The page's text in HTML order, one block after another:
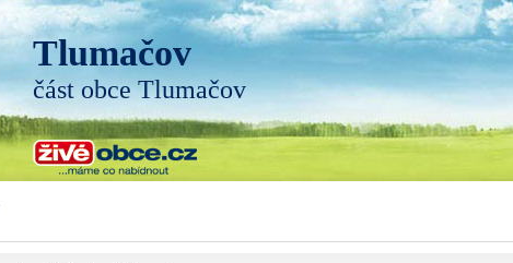
Tlumačov
část obce Tlumačov